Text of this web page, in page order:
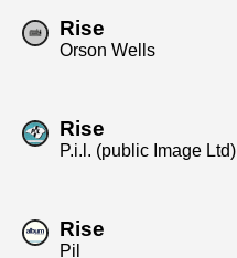
Rise
Orson Wells
Rise
P.i.l. (public Image Ltd)
Rise
Pil